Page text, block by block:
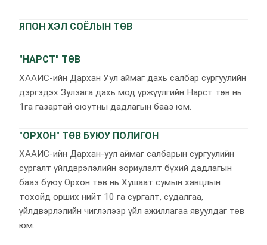
ЯПОН ХЭЛ СОЁЛЫН ТӨВ
"НАРСТ" ТӨВ
ХААИС-ийн Дархан Уул аймаг дахь салбар сургуулийн
дэргэдэх Зулзага дахь мод үржүүлгийн Нарст төв нь
1га газартай оюутны дадлагын бааз юм.
"ОРХОН" ТӨВ БУЮУ ПОЛИГОН
ХААИС-ийн Дархан-уул аймаг салбарын сургуулийн
сургалт үйлдврэлэлийн зориулалт бүхий дадлагын
бааз буюу Орхон төв нь Хушаат сумын хавцлын
тохойд орших нийт 10 га сургалт, судалгаа,
үйлдвэрлэлийн чиглэлээр үйл ажиллагаа явуулдаг төв
юм.